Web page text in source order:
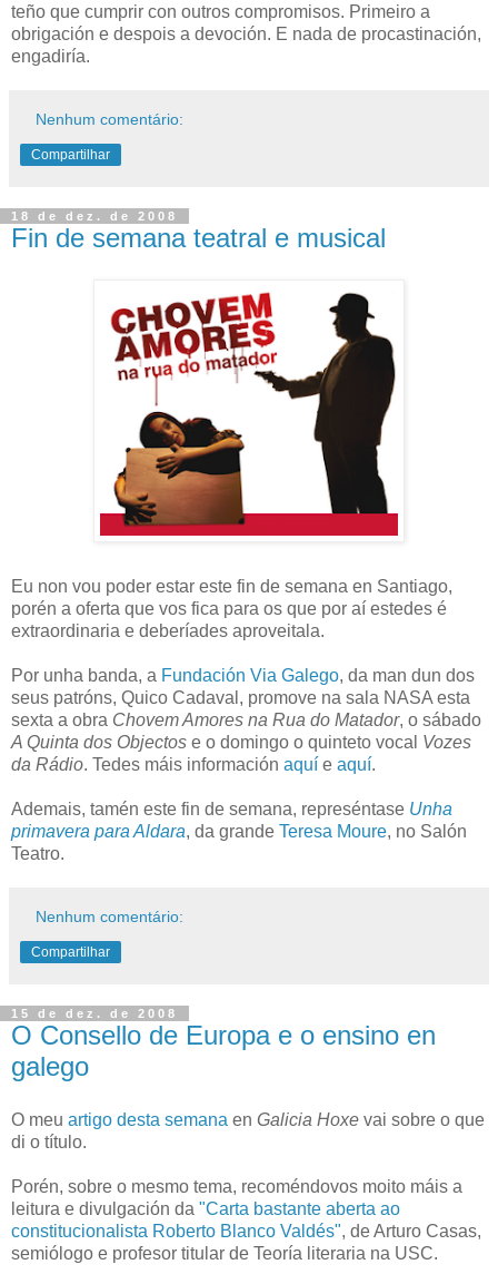
teño que cumprir con outros compromisos. Primeiro a
obrigación e despois a devoción. E nada de procastinación,
engadiría.
Nenhum comentário:
Compartilhar
18 de dez. de 2008
Fin de semana teatral e musical
Eu non vou poder estar este fin de semana en Santiago,
porén a oferta que vos fica para os que por aí estedes é
extraordinaria e deberíades aproveitala.
Por unha banda, a Fundación Via Galego, da man dun dos
seus patróns, Quico Cadaval, promove na sala NASA esta
sexta a obra Chovem Amores na Rua do Matador, o sábado
A Quinta dos Objectos e o domingo o quinteto vocal Vozes
da Rádio. Tedes máis información aquí e aquí.
Ademais, tamén este fin de semana, represéntase Unha
primavera para Aldara, da grande Teresa Moure, no Salón
Teatro.
Nenhum comentário:
Compartilhar
15 de dez. de 2008
O Consello de Europa e o ensino en
galego
O meu artigo desta semana en Galicia Hoxe vai sobre o que
di o título.
Porén, sobre o mesmo tema, recoméndovos moito máis a
leitura e divulgación da "Carta bastante aberta ao
constitucionalista Roberto Blanco Valdés", de Arturo Casas,
semiólogo e profesor titular de Teoría literaria na USC.